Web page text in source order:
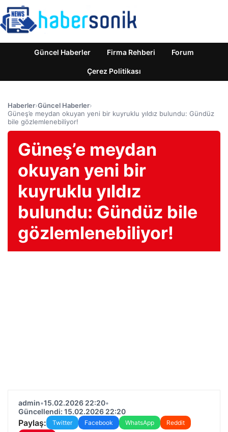
Güncel Haberler Firma Rehberi Forum
Çerez Politikası
Haberler›Güncel Haberler›
Güneş’e meydan okuyan yeni bir kuyruklu yıldız bulundu: Gündüz
bile gözlemlenebiliyor!
Güneş’e meydan
okuyan yeni bir
kuyruklu yıldız
bulundu: Gündüz bile
gözlemlenebiliyor!
admin•15.02.2026 22:20•
Güncellendi: 15.02.2026 22:20
Paylaş: Twitter Facebook WhatsApp
Reddit